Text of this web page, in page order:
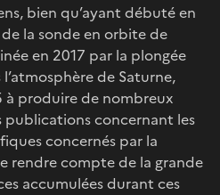
bien qu’ayant débuté en
la sonde en orbite de
en 2017 par la plongée
de Saturne,
produire de nombreux
publications concernant les
concernés par la
rendre compte de la grande
accumulées durant ces